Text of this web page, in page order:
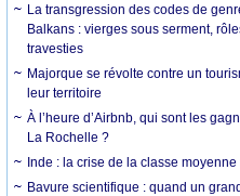
La transgression des codes de
Balkans : vierges sous serment,
travesties
Majorque se révolte contre un
leur territoire
À l’heure d’Airbnb, qui sont les
La Rochelle ?
Inde : la crise de la classe
Bavure scientifique : quand un